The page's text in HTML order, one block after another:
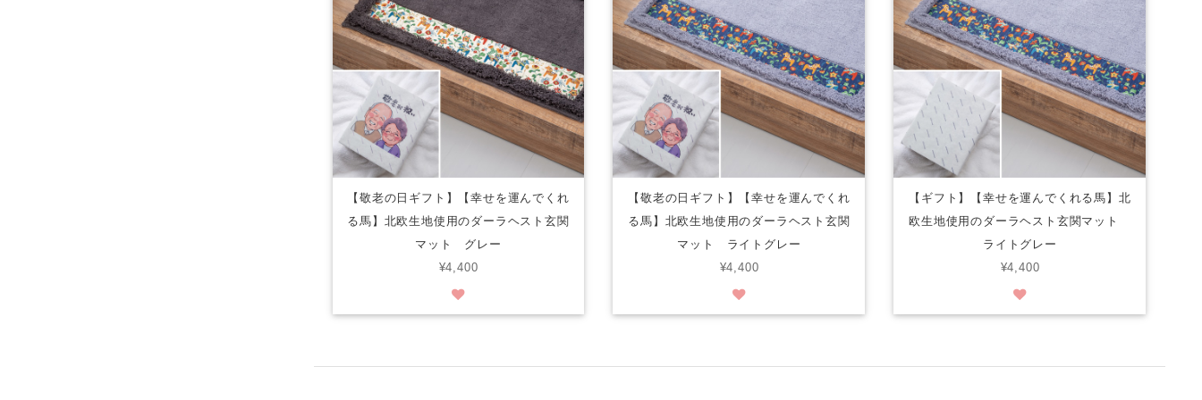
【敬老の日ギフト】【幸せを運んでくれ
る馬】北欧生地使用のダーラヘスト玄関
マット グレー
¥4,400
【敬老の日ギフト】【幸せを運んでくれ
る馬】北欧生地使用のダーラヘスト玄関
マット ライトグレー
¥4,400
【ギフト】【幸せを運んでくれる馬】北
欧生地使用のダーラヘスト玄関マット
ライトグレー
¥4,400